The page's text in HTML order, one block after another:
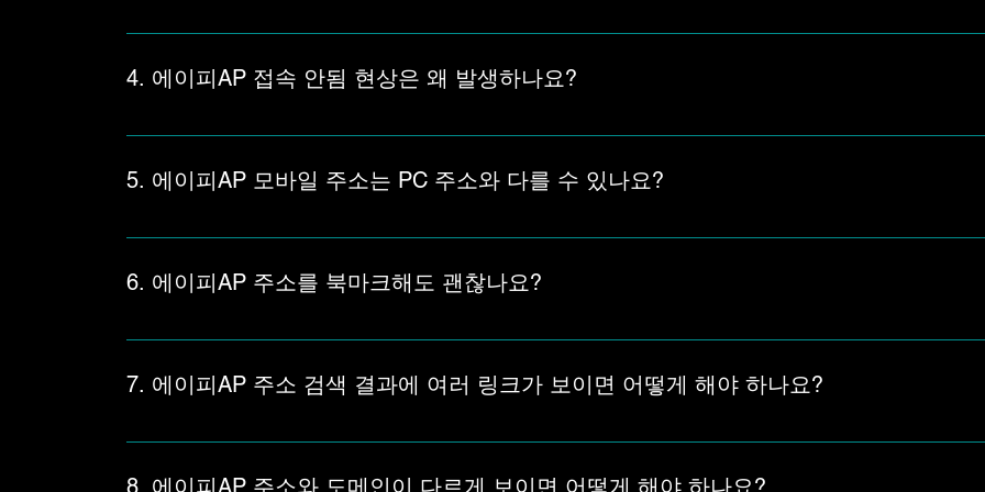
에이피AP 새주소는 기존 주소가 열리지 않거나 도메인 변경이 의심될 때 확인하는 것이 좋습니다. 접속 안됨,
4. 에이피AP 접속 안됨 현상은 왜 발생하나요?
에이피AP 접속 안됨 현상은 주소 차단, 도메인 변경, 브라우저 환경, 모바일·PC 접속 차이 때문에 발생할 수 있
5. 에이피AP 모바일 주소는 PC 주소와 다를 수 있나요?
에이피AP 모바일 접속 화면은 브라우저, 기기 환경, 저장된 주소 여부에 따라 PC와 다르게 보일 수 있습니다.
6. 에이피AP 주소를 북마크해도 괜찮나요?
에이피AP 주소를 북마크해두는 것은 편리하지만, 도메인 변경이나 주소 차단이 있을 경우 저장된 링크가 예전
7. 에이피AP 주소 검색 결과에 여러 링크가 보이면 어떻게 해야 하나요?
에이피AP 주소를 검색했을 때 여러 링크가 보인다면 바로 클릭하기보다 현재 주소, 도메인 상태, 비공식 링크